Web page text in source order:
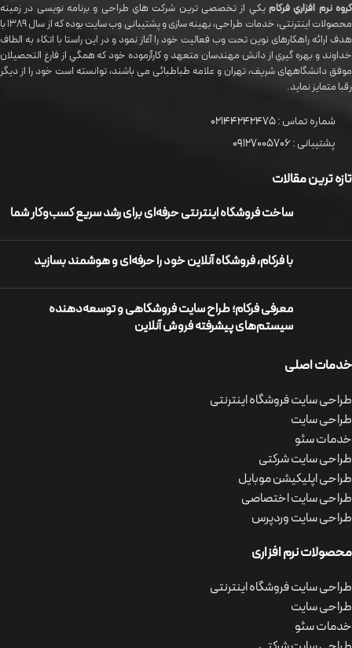
گروه نرم افزاري فرکام يکي از تخصصی ترين شرکت هاي طراحی و برنامه نویسی در زمینه
محصولات اینترنتی، خدمات طراحی، بهینه سازی و پشتیبانی وب سایت بوده که از سال 1389 با
هدف ارائه راهکارهای نوین تحت وب فعالیت خود را آغاز نمود و در این راستا با اتکاء به الطاف
خداوند و بهره گيري از دانش مهندسان متعهد و کارآزموده خود که همگي از فارغ التحصیلان
موفق دانشگاههای شريف، تهران و علامه طباطبائی می باشند، توانسته است خود را از دیگر
رقبا متمایز نماید.
شماره تماس :02144242475
پشتیبانی :09127005706
تازه ترین مقالات
ساخت فروشگاه اینترنتی حرفه‌ای برای رشد سریع کسب‌وکار شما
با فرکام، فروشگاه آنلاین خود را حرفه‌ای و هوشمند بسازید
معرفی فرکام؛ طراح سایت فروشگاهی و توسعه‌دهنده
سیستم‌های پیشرفته فروش آنلاین
خدمات اصلی
طراحی سایت فروشگاه اینترنتی
طراحی سایت
خدمات سئو
طراحی سایت شرکتی
طراحی اپلیکیشن موبایل
طراحی سایت اختصاصی
طراحی سایت وردپرس
محصولات نرم افزاری
طراحی سایت فروشگاه اینترنتی
طراحی سایت
خدمات سئو